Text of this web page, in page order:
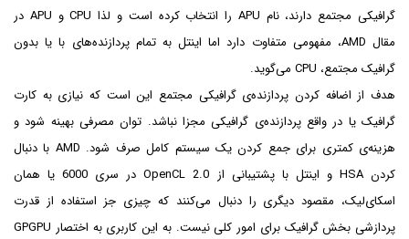
گرافیکی مجتمع دارند، نام APU را انتخاب کرده است و لذا CPU و APU در
مقال AMD، مفهومی متفاوت دارد اما اینتل به تمام پردازنده‌های با یا بدون
گرافیک مجتمع، CPU می‌گوید.
هدف از اضافه کردن پردازنده‌ی گرافیکی مجتمع این است که نیازی به کارت
گرافیک یا در واقع پردازنده‌ی گرافیکی مجزا نباشد. توان مصرفی بهینه شود و
هزینه‌ی کمتری برای جمع کردن یک سیستم کامل صرف شود. AMD با دنبال
کردن HSA و اینتل با پشتیبانی از OpenCL 2.0 در سری 6000 یا همان
اسکای‌لیک، مقصود دیگری را دنبال می‌کنند که چیزی جز استفاده از قدرت
پردازشی بخش گرافیک برای امور کلی نیست. به این کاربری به اختصار GPGPU